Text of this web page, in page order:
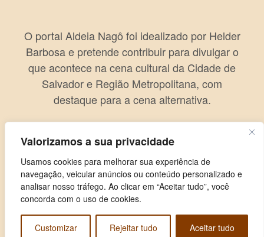
Valorizamos a sua privacidade
Usamos cookies para melhorar sua experiência de
navegação, veicular anúncios ou conteúdo personalizado e
analisar nosso tráfego. Ao clicar em “Aceitar tudo”, você
concorda com o uso de cookies.
Customizar Rejeitar tudo Aceitar tudo
O portal Aldeia Nagô foi idealizado por Helder
Barbosa e pretende contribuir para divulgar o
que acontece na cena cultural da Cidade de
Salvador e Região Metropolitana, com
destaque para a cena alternativa.